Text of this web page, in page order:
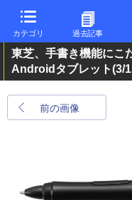
カテゴリ 過去記事
東芝、手書き機能にこ
Androidタブレット(3/
前の画像